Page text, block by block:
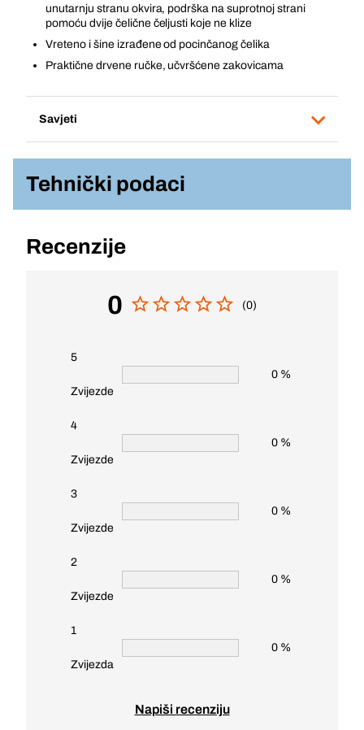
unutarnju stranu okvira, podrška na suprotnoj strani
pomoću dvije čelične čeljusti koje ne klize
Vreteno i šine izrađene od pocinčanog čelika
Praktične drvene ručke, učvršćene zakovicama
Savjeti
Tehnički podaci
Recenzije
0 (0)
5
Zvijezde
0 %
4
Zvijezde
0 %
3
Zvijezde
0 %
2
Zvijezde
0 %
1
Zvijezda
0 %
Napiši recenziju